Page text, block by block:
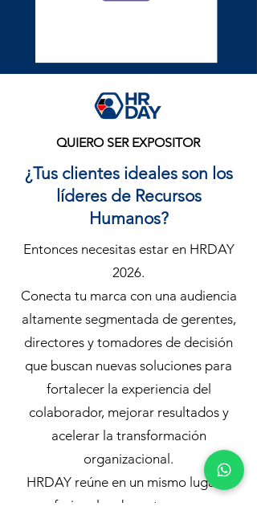
QUIERO SER EXPOSITOR
¿Tus clientes ideales son los
líderes de Recursos
Humanos?
Entonces necesitas estar en HRDAY
2026.
Conecta tu marca con una audiencia
altamente segmentada de gerentes,
directores y tomadores de decisión
que buscan nuevas soluciones para
fortalecer la experiencia del
colaborador, mejorar resultados y
acelerar la transformación
organizacional.
HRDAY reúne en un mismo lugar a
profesionales de sectores como: